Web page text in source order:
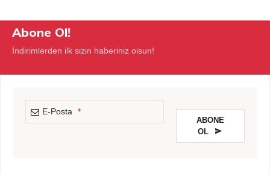
Abone Ol!
İndirimlerden ilk sizin haberiniz olsun!
E-Posta *
ABONE
OL